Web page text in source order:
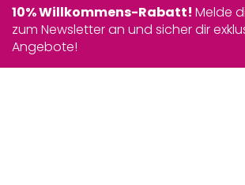
10% Willkommens-Rabatt! Melde
zum Newsletter an und sicher dir
Angebote!